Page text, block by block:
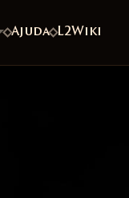
Ajuda L2Wiki